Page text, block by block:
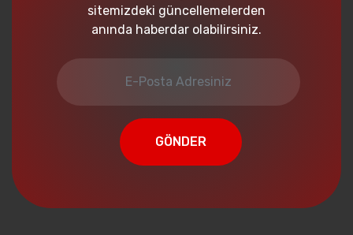
sitemizdeki güncellemelerden
anında haberdar olabilirsiniz.
GÖNDER